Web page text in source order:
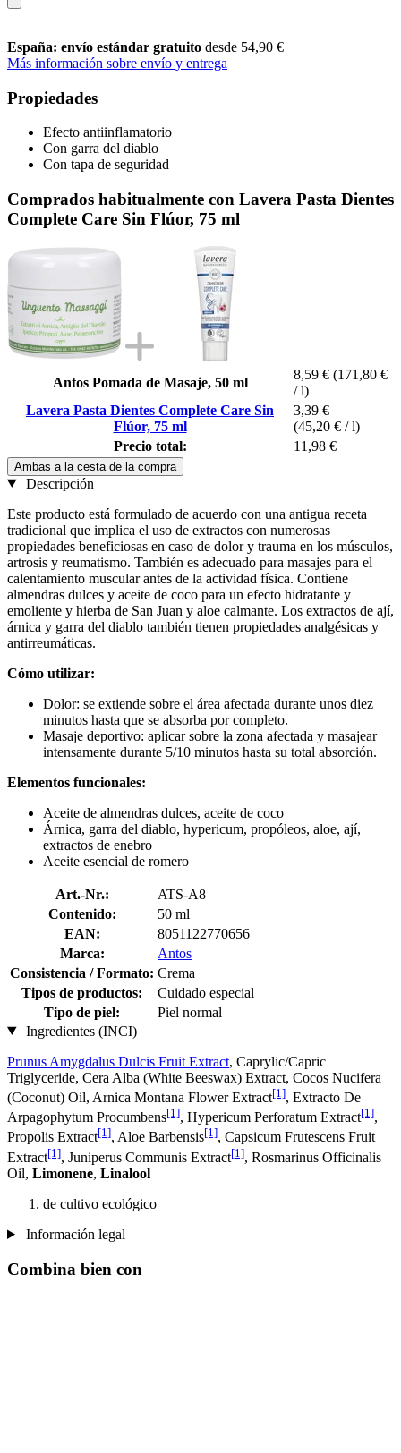
España: envío estándar gratuito desde 54,90 €
Más información sobre envío y entrega
Propiedades
Efecto antiinflamatorio
Con garra del diablo
Con tapa de seguridad
Comprados habitualmente con Lavera Pasta Dientes
Complete Care Sin Flúor, 75 ml
Antos Pomada de Masaje, 50 ml
8,59 € (171,80 €
/ l)
Lavera Pasta Dientes Complete Care Sin
Flúor, 75 ml
3,39 €
(45,20 € / l)
Precio total:
11,98 €
Ambas a la cesta de la compra
Descripción
Este producto está formulado de acuerdo con una antigua receta
tradicional que implica el uso de extractos con numerosas
propiedades beneficiosas en caso de dolor y trauma en los músculos,
artrosis y reumatismo. También es adecuado para masajes para el
calentamiento muscular antes de la actividad física. Contiene
almendras dulces y aceite de coco para un efecto hidratante y
emoliente y hierba de San Juan y aloe calmante. Los extractos de ají,
árnica y garra del diablo también tienen propiedades analgésicas y
antirreumáticas.
Cómo utilizar:
Dolor: se extiende sobre el área afectada durante unos diez
minutos hasta que se absorba por completo.
Masaje deportivo: aplicar sobre la zona afectada y masajear
intensamente durante 5/10 minutos hasta su total absorción.
Elementos funcionales:
Aceite de almendras dulces, aceite de coco
Árnica, garra del diablo, hypericum, propóleos, aloe, ají,
extractos de enebro
Aceite esencial de romero
Art.-Nr.:
ATS-A8
Contenido:
50 ml
EAN:
8051122770656
Marca:
Antos
Consistencia / Formato: Crema
Tipos de productos:
Cuidado especial
Tipo de piel:
Piel normal
Ingredientes (INCI)
Prunus Amygdalus Dulcis Fruit Extract, Caprylic/Capric
Triglyceride, Cera Alba (White Beeswax) Extract, Cocos Nucifera
(Coconut) Oil, Arnica Montana Flower Extract[1], Extracto De
Arpagophytum Procumbens[1], Hypericum Perforatum Extract[1],
Propolis Extract[1], Aloe Barbensis[1], Capsicum Frutescens Fruit
Extract[1], Juniperus Communis Extract[1], Rosmarinus Officinalis
Oil, Limonene, Linalool
de cultivo ecológico
Información legal
Combina bien con